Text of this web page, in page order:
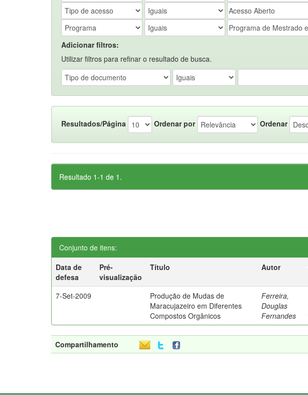
Adicionar filtros:
Utilizar filtros para refinar o resultado de busca.
Resultados/Página Ordenar por Ordenar
Resultado 1-1 de 1.
Conjunto de itens:
Data de
defesa
Pré-
visualização
Título Autor
7-Set-2009
Produção de Mudas de
Maracujazeiro em Diferentes
Compostos Orgânicos
Ferreira,
Douglas
Fernandes
Compartilhamento